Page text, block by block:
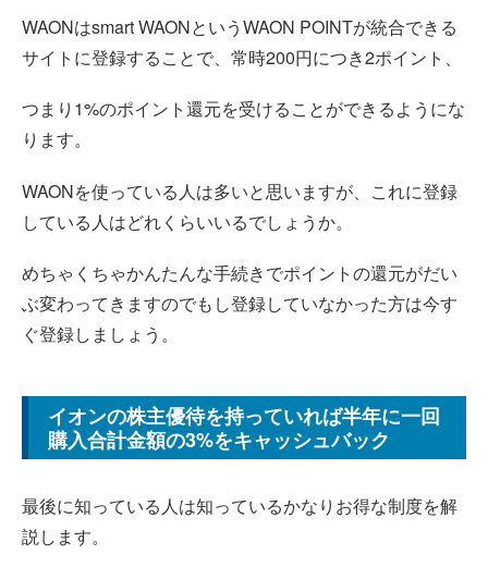
WAONはsmart WAONというWAON POINTが統合できる
サイトに登録することで、常時200円につき2ポイント、
つまり1%のポイント還元を受けることができるようにな
ります。
WAONを使っている人は多いと思いますが、これに登録
している人はどれくらいいるでしょうか。
めちゃくちゃかんたんな手続きでポイントの還元がだい
ぶ変わってきますのでもし登録していなかった方は今す
ぐ登録しましょう。
イオンの株主優待を持っていれば半年に一回
購入合計金額の3%をキャッシュバック
最後に知っている人は知っているかなりお得な制度を解
説します。